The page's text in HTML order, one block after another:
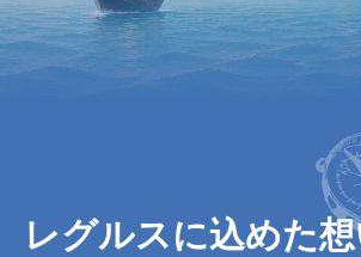
レグルスに込めた